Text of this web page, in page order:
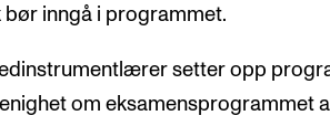
bør inngå i programmet.
setter opp
om eksamensprogrammet